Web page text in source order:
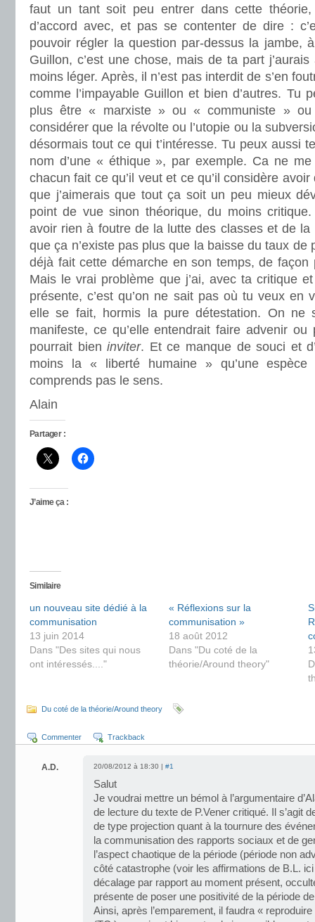
faut un tant soit peu entrer dans cette
d’accord avec, et pas se contenter de dire :
pouvoir régler la question par-dessus la jambe,
Guillon, c’est une chose, mais de ta part
moins léger. Après, il n’est pas interdit de s’en
comme l’impayable Guillon et bien d’autres. Tu
plus être « marxiste » ou « communiste »
considérer que la révolte ou l’utopie ou la
désormais tout ce qui t’intéresse. Tu peux aussi
nom d’une « éthique », par exemple. Ca ne
chacun fait ce qu’il veut et ce qu’il considère
que j’aimerais que tout ça soit un peu mieux
point de vue sinon théorique, du moins
avoir rien à foutre de la lutte des classes et de la
que ça n’existe pas plus que la baisse du taux de
déjà fait cette démarche en son temps, de façon
Mais le vrai problème que j’ai, avec ta critique
présente, c’est qu’on ne sait pas où tu veux en
elle se fait, hormis la pure détestation. On
manifeste, ce qu’elle entendrait faire advenir
pourrait bieninviter. Et ce manque de souci et
moins la « liberté humaine » qu’une
comprends pas le sens.
Alain
Partager :
J’aime ça :
Similaire
un nouveau site dédié à la
communisation
13 juin 2014
Dans "Des sites qui nous
ont intéressés...."
« Réflexions sur la
communisation »
18 août 2012
Dans "Du coté de la
théorie/Around theory"
Du coté de la théorie/Around theory
Commenter Trackback
A.D. 20/08/2012 à 18:30 | #1
Salut
Je voudrai mettre un bémol à l’argumentaire
de lecture du texte de P.Vener critiqué. Il s’agit
de type projection quant à la tournure des
la communisation des rapports sociaux et de
l’aspect chaotique de la période (période non
côté catastrophe (voir les affirmations de B.L.
décalage par rapport au moment présent,
présente de poser une positivité de la période
Ainsi, après l’emparement, il faudra «